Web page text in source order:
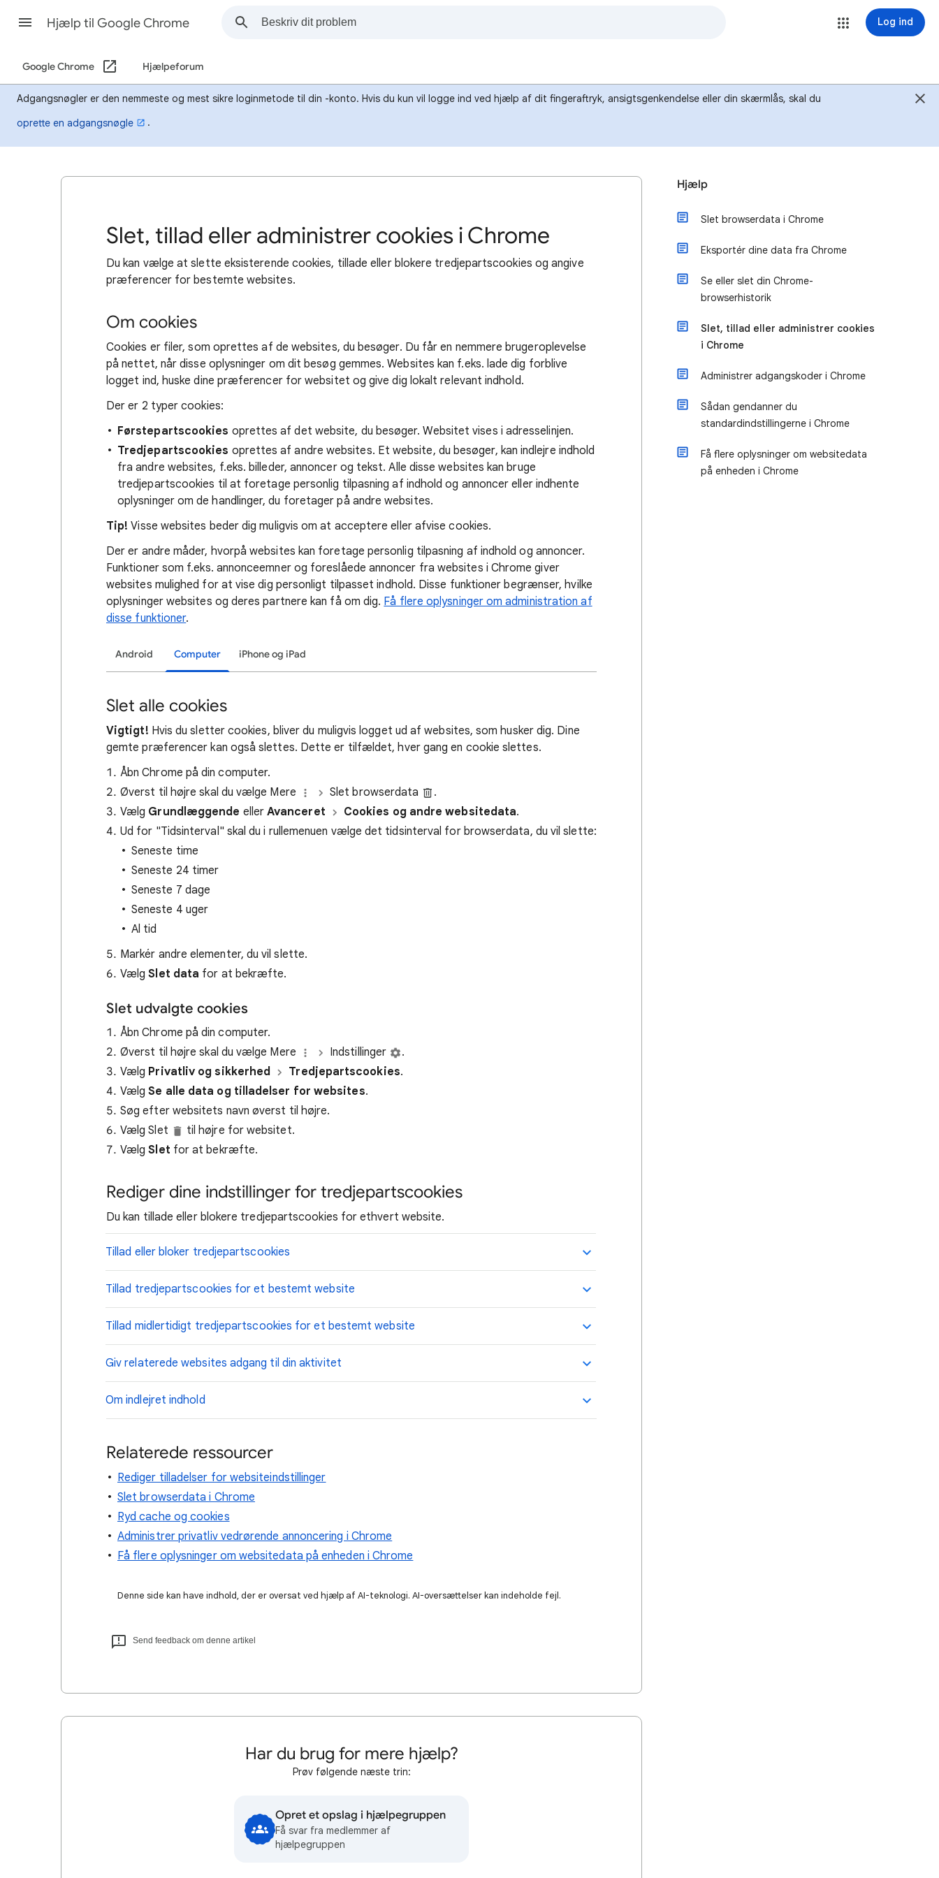
Hjælp til Google Chrome Log ind
Google Chrome Hjælpeforum
Adgangsnøgler er den nemmeste og mest sikre loginmetode til din -konto. Hvis du kun vil logge ind ved hjælp af dit fingeraftryk, ansigtsgenkendelse eller din skærmlås, skal du
oprette en adgangsnøgle
.
Slet, tillad eller administrer cookies i Chrome
Du kan vælge at slette eksisterende cookies, tillade eller blokere tredjepartscookies og angive
præferencer for bestemte websites.
Om cookies
Cookies er filer, som oprettes af de websites, du besøger. Du får en nemmere brugeroplevelse
på nettet, når disse oplysninger om dit besøg gemmes. Websites kan f.eks. lade dig forblive
logget ind, huske dine præferencer for websitet og give dig lokalt relevant indhold.
Der er 2 typer cookies:
Førstepartscookies oprettes af det website, du besøger. Websitet vises i adresselinjen.
Tredjepartscookies oprettes af andre websites. Et website, du besøger, kan indlejre indhold
fra andre websites, f.eks. billeder, annoncer og tekst. Alle disse websites kan bruge
tredjepartscookies til at foretage personlig tilpasning af indhold og annoncer eller indhente
oplysninger om de handlinger, du foretager på andre websites.
Tip!Visse websites beder dig muligvis om at acceptere eller afvise cookies.
Der er andre måder, hvorpå websites kan foretage personlig tilpasning af indhold og annoncer.
Funktioner som f.eks. annonceemner og foreslåede annoncer fra websites i Chrome giver
websites mulighed for at vise dig personligt tilpasset indhold. Disse funktioner begrænser, hvilke
oplysninger websites og deres partnere kan få om dig. Få flere oplysninger om administration af
disse funktioner.
Android Computer iPhone og iPad
Slet alle cookies
Vigtigt! Hvis du sletter cookies, bliver du muligvis logget ud af websites, som husker dig. Dine
gemte præferencer kan også slettes. Dette er tilfældet, hver gang en cookie slettes.
Åbn Chrome på din computer.
Øverst til højre skal du vælge Mere
Slet browserdata
.
Vælg Grundlæggende ellerAvanceret Cookies og andre websitedata.
Ud for "Tidsinterval" skal du i rullemenuen vælge det tidsinterval for browserdata, du vil slette:
Seneste time
Seneste 24 timer
Seneste 7 dage
Seneste 4 uger
Al tid
Markér andre elementer, du vil slette.
VælgSlet data for at bekræfte.
Slet udvalgte cookies
Åbn Chrome på din computer.
Øverst til højre skal du vælge Mere
Indstillinger
.
Vælg Privatliv og sikkerhed Tredjepartscookies.
VælgSe alle data og tilladelser for websites.
Søg efter websitets navn øverst til højre.
Vælg Slet
til højre for websitet.
VælgSlet for at bekræfte.
Rediger dine indstillinger for tredjepartscookies
Du kan tillade eller blokere tredjepartscookies for ethvert website.
Tillad eller bloker tredjepartscookies
Tillad tredjepartscookies for et bestemt website
Tillad midlertidigt tredjepartscookies for et bestemt website
Giv relaterede websites adgang til din aktivitet
Om indlejret indhold
Relaterede ressourcer
Rediger tilladelser for websiteindstillinger
Slet browserdata i Chrome
Ryd cache og cookies
Administrer privatliv vedrørende annoncering i Chrome
Få flere oplysninger om websitedata på enheden i Chrome
Denne side kan have indhold, der er oversat ved hjælp af AI-teknologi. AI-oversættelser kan indeholde fejl.
Send feedback om denne artikel
Har du brug for mere hjælp?
Prøv følgende næste trin:
Opret et opslag i hjælpegruppen
Få svar fra medlemmer af
hjælpegruppen
Hjælp
Slet browserdata i Chrome
Eksportér dine data fra Chrome
Se eller slet din Chrome-
browserhistorik
Slet, tillad eller administrer cookies
i Chrome
Administrer adgangskoder i Chrome
Sådan gendanner du
standardindstillingerne i Chrome
Få flere oplysninger om websitedata
på enheden i Chrome